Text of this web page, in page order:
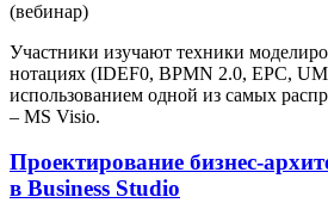
(вебинар)
Участники изучают техники
нотациях (IDEF0, BPMN 2.0, EPC,
использованием одной из самых
– MS Visio.
Проектирование бизнес-
в Business Studio